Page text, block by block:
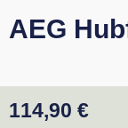
AEG
Regulärer Preis:
114,90 €